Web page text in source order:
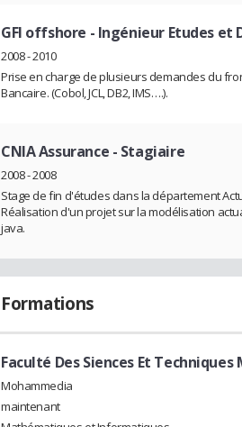
GFI offshore - Ingénieur Etudes et
2008 - 2010
Prise en charge de plusieurs demandes du
Bancaire. (Cobol, JCL, DB2, IMS….).
CNIA Assurance - Stagiaire
2008 - 2008
Stage de fin d'études dans la département
Réalisation d'un projet sur la modélisation
java.
Formations
Faculté Des Siences Et
Mohammedia
maintenant